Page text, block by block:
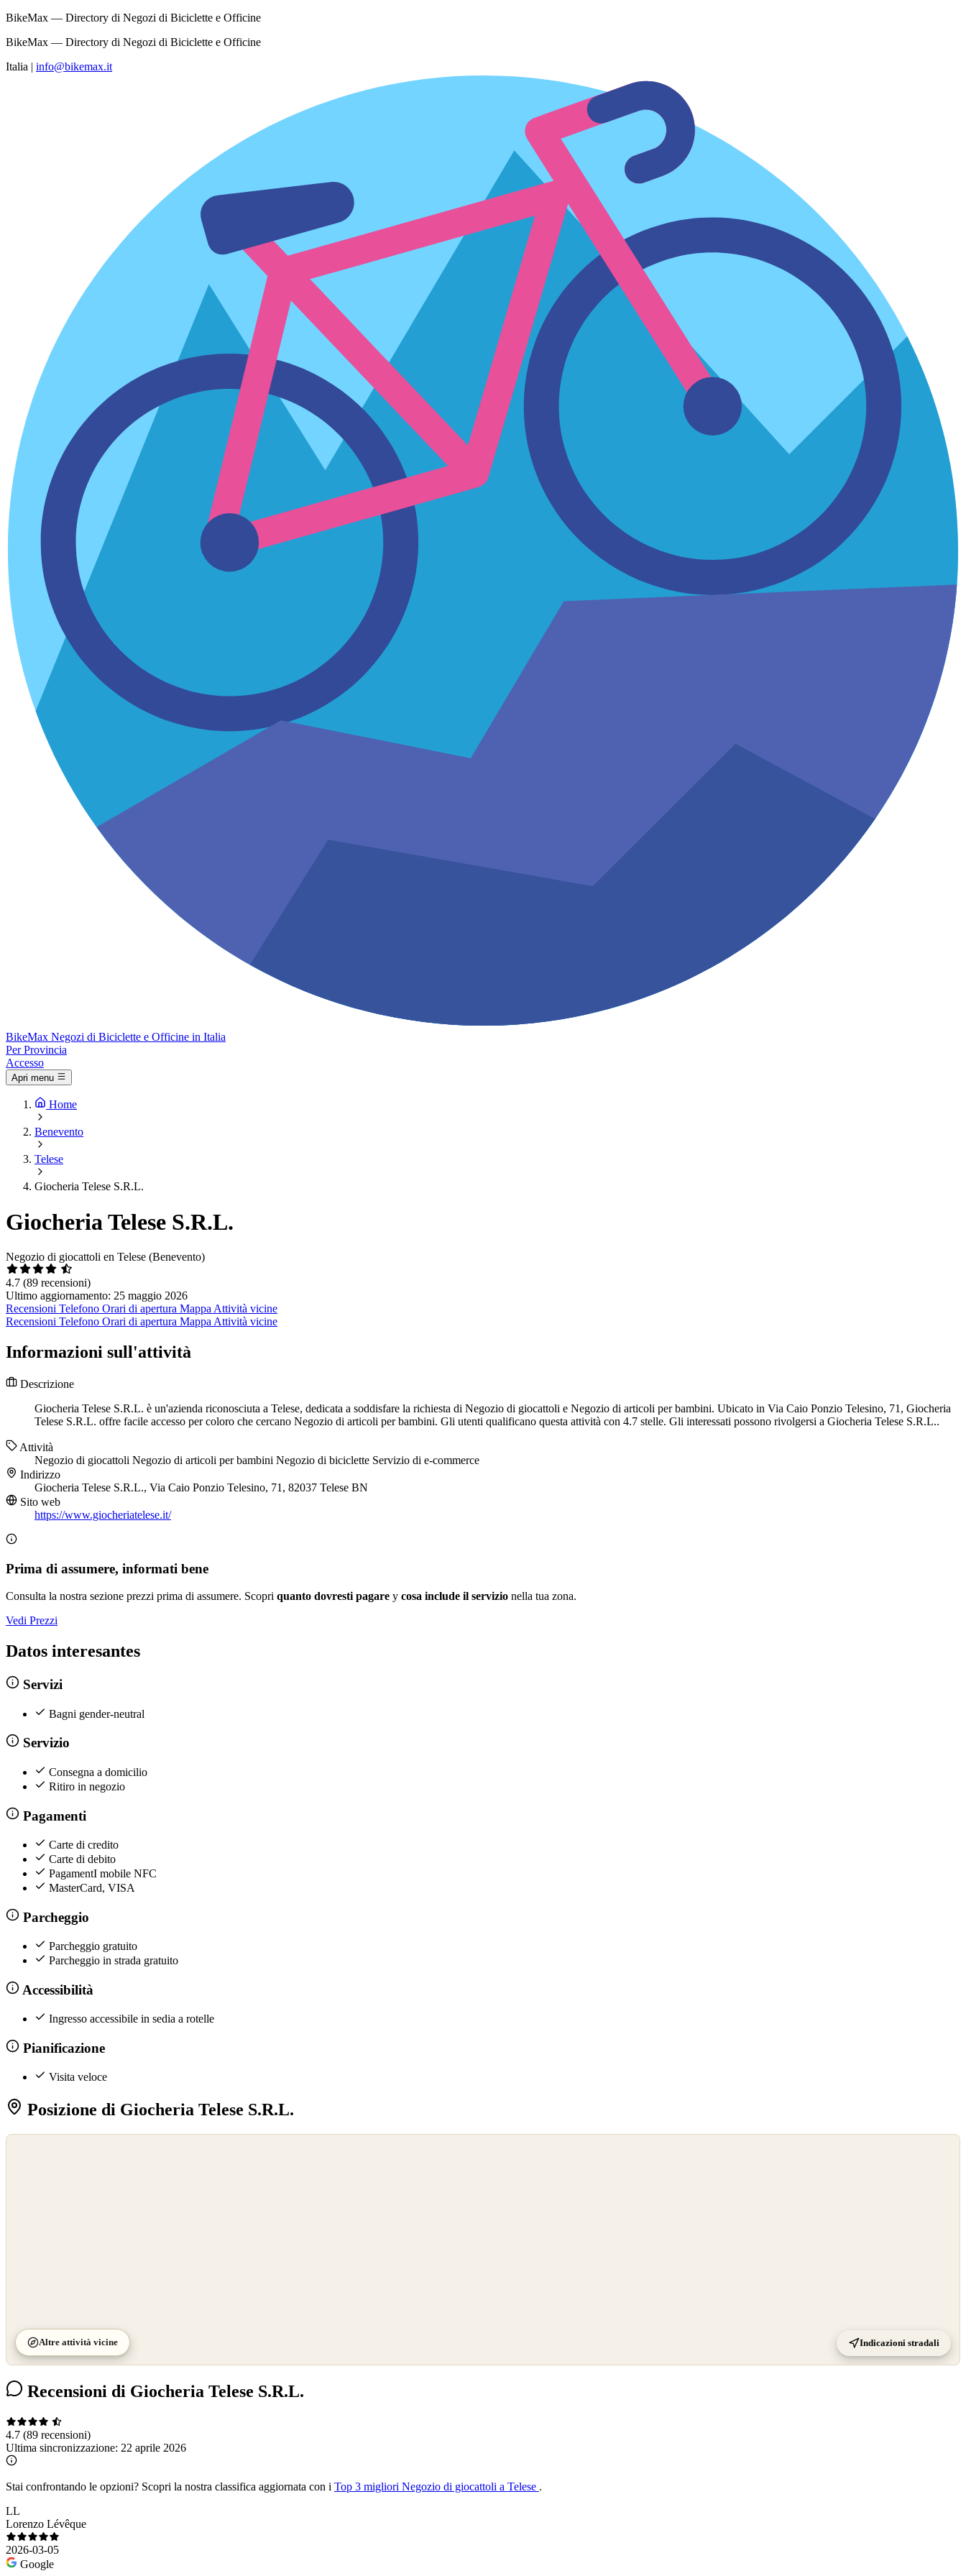
BikeMax — Directory di Negozi di Biciclette e Officine
BikeMax — Directory di Negozi di Biciclette e Officine
Italia | info@bikemax.it
BikeMax Negozi di Biciclette e Officine in Italia
Per Provincia
Accesso
Apri menu
Home
Benevento
Telese
Giocheria Telese S.R.L.
Giocheria Telese S.R.L.
Negozio di giocattoli en Telese (Benevento)
4.7 (89 recensioni)
Ultimo aggiornamento: 25 maggio 2026
Recensioni Telefono Orari di apertura Mappa Attività vicine
Recensioni Telefono Orari di apertura Mappa Attività vicine
Informazioni sull'attività
Descrizione
Giocheria Telese S.R.L. è un'azienda riconosciuta a Telese, dedicata a soddisfare la richiesta di Negozio di giocattoli e Negozio di articoli per bambini. Ubicato in Via Caio Ponzio Telesino, 71, Giocheria
Telese S.R.L. offre facile accesso per coloro che cercano Negozio di articoli per bambini. Gli utenti qualificano questa attività con 4.7 stelle. Gli interessati possono rivolgersi a Giocheria Telese S.R.L..
Attività
Negozio di giocattoli Negozio di articoli per bambini Negozio di biciclette Servizio di e-commerce
Indirizzo
Giocheria Telese S.R.L., Via Caio Ponzio Telesino, 71, 82037 Telese BN
Sito web
https://www.giocheriatelese.it/
Prima di assumere, informati bene
Consulta la nostra sezione prezzi prima di assumere. Scopri quanto dovresti pagare y cosa include il servizio nella tua zona.
Vedi Prezzi
Datos interesantes
Servizi
Bagni gender-neutral
Servizio
Consegna a domicilio
Ritiro in negozio
Pagamenti
Carte di credito
Carte di debito
PagamentI mobile NFC
MasterCard, VISA
Parcheggio
Parcheggio gratuito
Parcheggio in strada gratuito
Accessibilità
Ingresso accessibile in sedia a rotelle
Pianificazione
Visita veloce
Posizione di Giocheria Telese S.R.L.
Altre attività vicine Indicazioni stradali
Recensioni di Giocheria Telese S.R.L.
4.7 (89 recensioni)
Ultima sincronizzazione: 22 aprile 2026
Stai confrontando le opzioni? Scopri la nostra classifica aggiornata con i Top 3 migliori Negozio di giocattoli a Telese .
LL
Lorenzo Lévêque
2026-03-05
Google